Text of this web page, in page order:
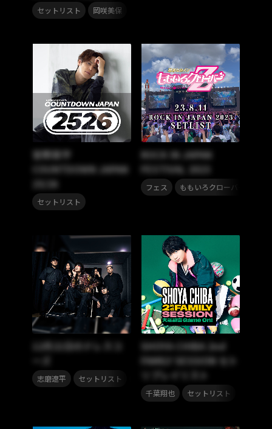
セットリスト 岡咲美保
宮野真守
COUNTDOWN JAPAN
25/26
セットリスト
ROCK IN JAPAN
FESTIVAL 2023
フェス ももいろクローバーZ
12月21日のドレスコ
志磨遼平 セットリスト
SHOYA CHIBA 2nd
FAMILY SESSION セト
千葉翔也 セットリスト